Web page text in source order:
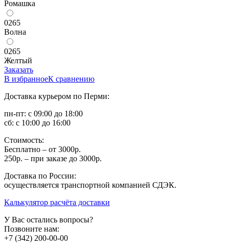
Ромашка
0265
Волна
0265
Желтый
Заказать
В избранноеК сравнению
Доставка курьером по Перми:
пн-пт: с 09:00 до 18:00
сб: с 10:00 до 16:00
Стоимость:
Бесплатно – от 3000р.
250р. – при заказе до 3000р.
Доставка по России:
осуществляется транспортной компанией СДЭК.
Калькулятор расчёта доставки
У Вас остались вопросы?
Позвоните нам:
+7 (342) 200-00-00